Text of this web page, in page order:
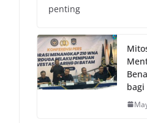
penting
bagi